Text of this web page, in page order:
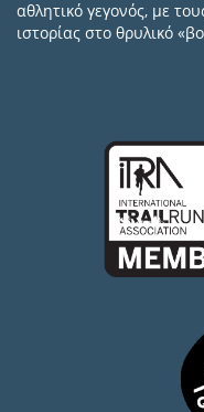
αθλητικό γεγονός, με
ιστορίας στο θρυλικό